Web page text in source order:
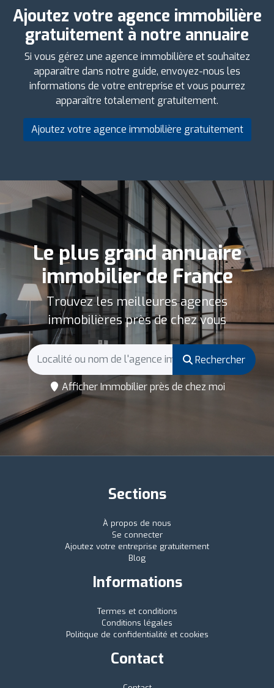
Ajoutez votre agence immobilière
gratuitement à notre annuaire
Si vous gérez une agence immobilière et souhaitez
apparaître dans notre guide, envoyez-nous les
informations de votre entreprise et vous pourrez
apparaître totalement gratuitement.
Ajoutez votre agence immobilière gratuitement
Le plus grand annuaire
immobilier de France
Trouvez les meilleures agences
immobilières près de chez vous
Rechercher
Afficher Immobilier près de chez moi
Sections
À propos de nous
Se connecter
Ajoutez votre entreprise gratuitement
Blog
Informations
Termes et conditions
Conditions légales
Politique de confidentialité et cookies
Contact